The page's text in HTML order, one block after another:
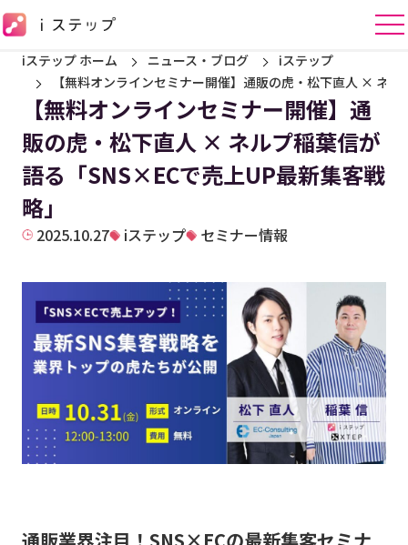
iステップ ホーム ニュース・ブログ
iステップ
【無料オンラインセミナー開催】通販の虎・松下直人 × ネ
【無料オンラインセミナー開催】通
販の虎・松下直人 × ネルプ稲葉信が
語る「SNS×ECで売上UP最新集客戦
略」
2025.10.27 iステップ セミナー情報